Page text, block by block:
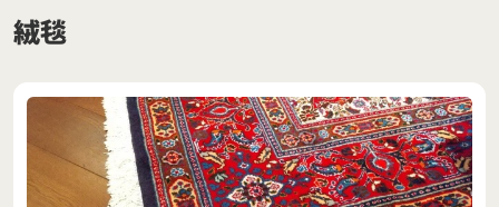
絨毯